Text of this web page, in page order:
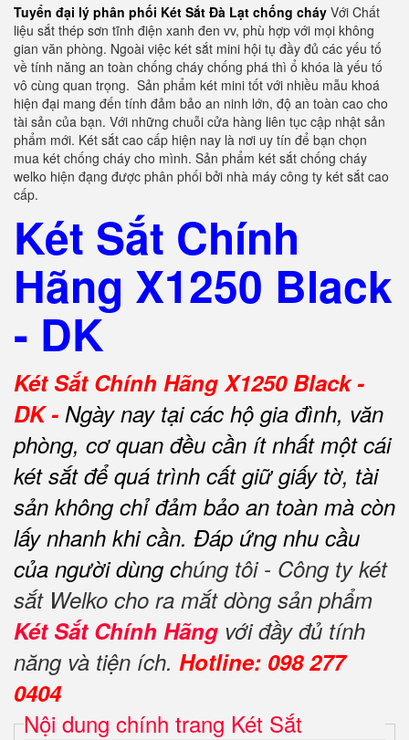
Tuyển đại lý phân phối Két Sắt Đà Lạt chống cháy Với Chất
liệu sắt thép sơn tĩnh điện xanh đen vv, phù hợp với mọi không
gian văn phòng. Ngoài việc két sắt mini hội tụ đầy đủ các yếu tố
về tính năng an toàn chống cháy chống phá thì ổ khóa là yếu tố
vô cùng quan trọng. Sản phẩm két mini tốt với nhiều mẫu khoá
hiện đại mang đến tính đảm bảo an ninh lớn, độ an toàn cao cho
tài sản của bạn. Với những chuỗi cửa hàng liên tục cập nhật sản
phẩm mới. Két sắt cao cấp hiện nay là nơi uy tín để bạn chọn
mua két chống cháy cho mình. Sản phẩm két sắt chống cháy
welko hiện đạng được phân phối bởi nhà máy công ty két sắt cao
cấp.
Két Sắt Chính
Hãng X1250 Black
- DK
Két Sắt Chính Hãng X1250 Black -
DK - Ngày nay tại các hộ gia đình, văn
phòng, cơ quan đều cần ít nhất một cái
két sắt để quá trình cất giữ giấy tờ, tài
sản không chỉ đảm bảo an toàn mà còn
lấy nhanh khi cần. Đáp ứng nhu cầu
của người dùng chúng tôi - Công ty két
sắt Welko cho ra mắt dòng sản phẩm
Két Sắt Chính Hãng với đầy đủ tính
năng và tiện ích. Hotline: 098 277
0404
Nội dung chính trang Két Sắt